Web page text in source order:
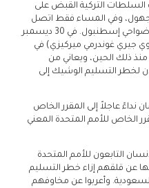
28 ديسمبر 2024، ألقت السلطات التركية القبض على
وفي المساء فقط اتصل
بزوجته لتأكيد نقله إلى مركز ترحيل في ضواحي إسطنبول. في 30 ديسمبر
جيري غوندرمي ميركيزي) في
ذلك الحين، ويعاني من
التسليم الوشيك إلى
الإنسان نداءً عاجلاً إلى المقرر الخاص
الخاص للأمم المتحدة المعني
الإنسان التابعون للأمم المتحدة
عن قلقهم إزاء خطر التسليم
وأعربوا عن مخاوفهم